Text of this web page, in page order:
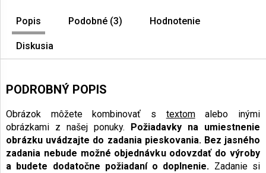
Popis Podobné (3) Hodnotenie
Diskusia
PODROBNÝ POPIS
Obrázok môžete kombinovať s textomalebo inými
obrázkami z našej ponuky. Požiadavky na umiestnenie
obrázku uvádzajte do zadania pieskovania. Bez jasného
zadania nebude možné objednávku odovzdať do výroby
a budete dodatočne požiadaní o doplnenie. Zadanie si